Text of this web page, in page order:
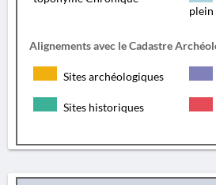
plein
Alignements avec le Cadastre
Sites archéologiques
Sites historiques